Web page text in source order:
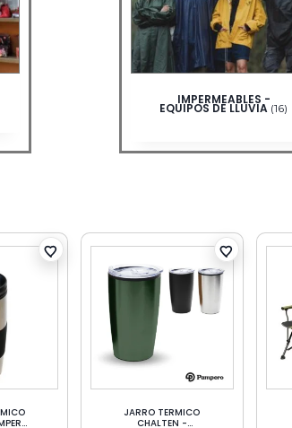
ACCESORIOS AVENTURA
(68)
JARRO TERMICO
CHALTEN -